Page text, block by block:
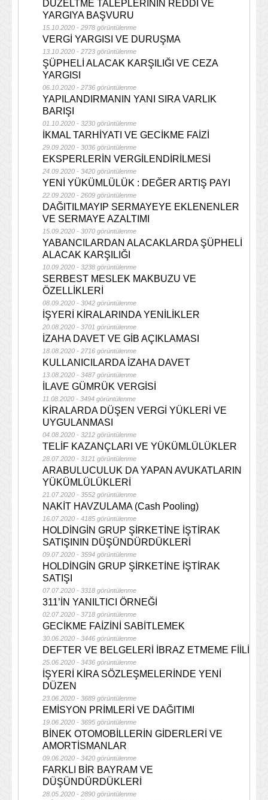
DÜZELTME TALEPLERİNİN REDDİ VE
YARGIYA BAŞVURU
15.10.2020 - 2978 görüntülenme
VERGİ YARGISI VE DURUŞMA
13.10.2020 - 2723 görüntülenme
ŞÜPHELİ ALACAK KARŞILIĞI VE CEZA
YARGISI
06.10.2020 - 2736 görüntülenme
YAPILANDIRMANIN YANI SIRA VARLIK
BARIŞI
01.10.2020 - 3230 görüntülenme
İKMAL TARHİYATI VE GECİKME FAİZİ
29.09.2020 - 3036 görüntülenme
EKSPERLERİN VERGİLENDİRİLMESİ
24.09.2020 - 3420 görüntülenme
YENİ YÜKÜMLÜLÜK : DEĞER ARTIŞ PAYI
22.09.2020 - 2609 görüntülenme
DAĞITILMAYIP SERMAYEYE EKLENENLER
VE SERMAYE AZALTIMI
15.09.2020 - 3070 görüntülenme
YABANCILARDAN ALACAKLARDA ŞÜPHELİ
ALACAK KARŞILIĞI
10.09.2020 - 3238 görüntülenme
SERBEST MESLEK MAKBUZU VE
ÖZELLİKLERİ
08.09.2020 - 3042 görüntülenme
İŞYERİ KİRALARINDA YENİLİKLER
20.08.2020 - 3701 görüntülenme
İZAHA DAVET VE GİB AÇIKLAMASI
18.08.2020 - 2716 görüntülenme
KULLANICILARDA İZAHA DAVET
13.08.2020 - 3487 görüntülenme
İLAVE GÜMRÜK VERGİSİ
11.08.2020 - 3494 görüntülenme
KİRALARDA DÜŞEN VERGİ YÜKLERİ VE
UYGULANMASI
04.08.2020 - 3212 görüntülenme
TELİF KAZANÇLARI VE YÜKÜMLÜLÜKLER
28.07.2020 - 3121 görüntülenme
ARABULUCULUK DA YAPAN AVUKATLARIN
YÜKÜMLÜLÜKLERİ
21.07.2020 - 3552 görüntülenme
NAKİT HAVZULAMA (Cash Pooling)
16.07.2020 - 4185 görüntülenme
HOLDİNGİN GRUP ŞİRKETİNE İŞTİRAK
SATIŞININ DÜŞÜNDÜRDÜKLERİ
09.07.2020 - 3594 görüntülenme
HOLDİNGİN GRUP ŞİRKETİNE İŞTİRAK
SATIŞI
07.07.2020 - 3318 görüntülenme
311’İN YANILTICI ÖRNEĞİ
02.07.2020 - 3718 görüntülenme
GECİKME FAİZİNİ SABİTLEMEK
30.06.2020 - 3446 görüntülenme
DEFTER VE BELGELERİ İBRAZ ETMEME FİİLİ
25.06.2020 - 3436 görüntülenme
İŞYERİ KİRA SÖZLEŞMELERİNDE YENİ
DÜZEN
23.06.2020 - 3689 görüntülenme
EMİSYON PRİMLERİ VE DAĞITIMI
19.06.2020 - 3695 görüntülenme
BİNEK OTOMOBİLLERİN GİDERLERİ VE
AMORTİSMANLAR
09.06.2020 - 3420 görüntülenme
FARKLI BİR BAYRAM VE
DÜŞÜNDÜRDÜKLERİ
28.05.2020 - 2890 görüntülenme